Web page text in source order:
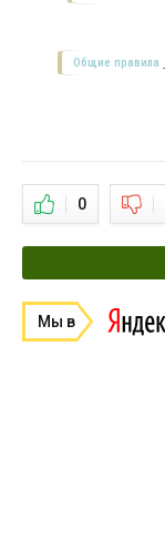
Общие правила
0
Мы в